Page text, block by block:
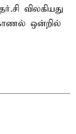
விலகியது
ஒன்றில்